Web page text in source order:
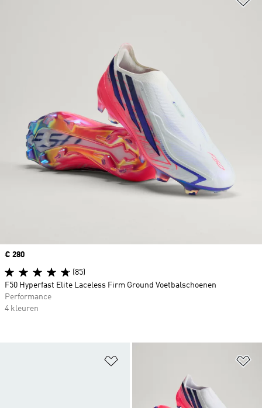
Price
€ 280
(85)
F50 Hyperfast Elite Laceless Firm Ground Voetbalschoenen
Performance
4 kleuren